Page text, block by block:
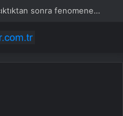
El Chapo’nun eşi cezaevinden çıktıktan sonra fenomene dönüştü